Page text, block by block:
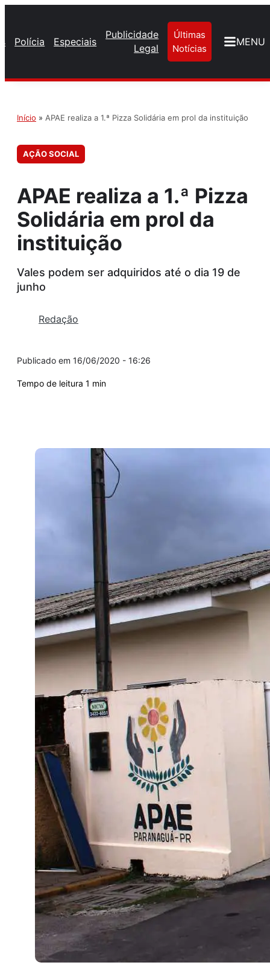
Polícia Especiais
Publicidade
Legal
Últimas
Notícias
MENU
Início » APAE realiza a 1.ª Pizza Solidária em prol da instituição
AÇÃO SOCIAL
APAE realiza a 1.ª Pizza
Solidária em prol da
instituição
Vales podem ser adquiridos até o dia 19 de
junho
Redação
16/06/2020 - 16:26